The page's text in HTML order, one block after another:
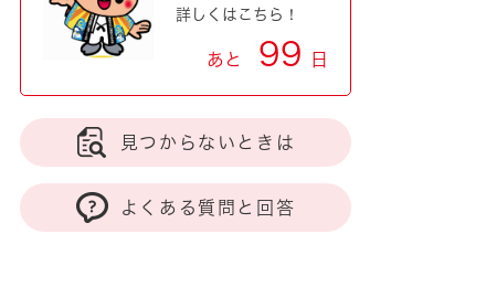
詳しくはこちら！
あと 99 日
見つからないときは
よくある質問と回答